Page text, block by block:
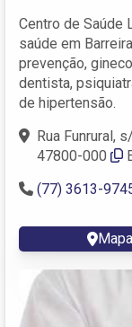
Centro de Saúde
saúde em
prevenção,
dentista,
de hipertensão.
Rua Funrural,
47800-000
(77) 3613-
Mapa